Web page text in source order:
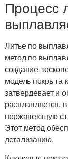
Процесс
Литье по
метод по
создание
модель покрыта
затвердевает и
расплавляется,
нержавеющую
Этот метод
детализацию.